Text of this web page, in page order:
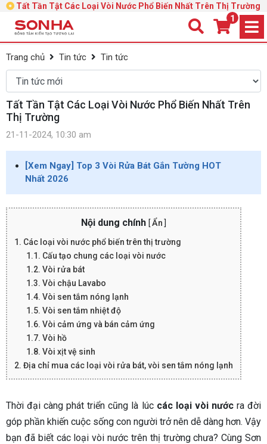
Tất Tần Tật Các Loại Vòi Nước Phổ Biến Nhất Trên Thị Trường
1
Trang chủ Tin tức Tin tức
Tất Tần Tật Các Loại Vòi Nước Phổ Biến Nhất Trên
Thị Trường
21-11-2024, 10:30 am
[Xem Ngay] Top 3 Vòi Rửa Bát Gắn Tường HOT
Nhất 2026
Nội dung chính [Ẩn
1. Các loại vòi nước phổ biến trên thị trường
1.1. Cấu tạo chung các loại vòi nước
1.2. Vòi rửa bát
1.3. Vòi chậu Lavabo
1.4. Vòi sen tắm nóng lạnh
1.5. Vòi sen tắm nhiệt độ
1.6. Vòi cảm ứng và bán cảm ứng
1.7. Vòi hồ
1.8. Vòi xịt vệ sinh
2. Địa chỉ mua các loại vòi rửa bát, vòi sen tắm nóng lạnh
Thời đại càng phát triển cũng là lúc các loại vòi nướcra đời
góp phần khiến cuộc sống con người trở nên dễ dàng hơn. Vậy
bạn đã biết các loại vòi nước trên thị trường chưa? Cùng Sơn